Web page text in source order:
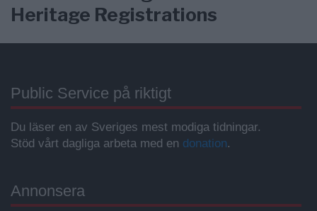
Heritage Registrations
Public Service på riktigt
Du läser en av Sveriges mest modiga tidningar.
Stöd vårt dagliga arbeta med en donation.
Annonsera